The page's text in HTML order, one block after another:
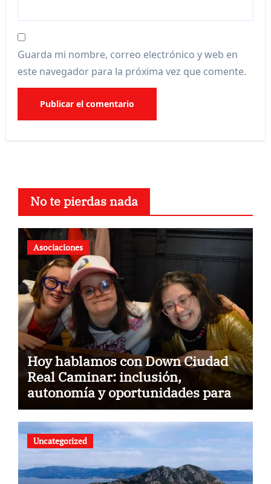
Guarda mi nombre, correo electrónico y web en
este navegador para la próxima vez que comente.
No te pierdas nada
Asociaciones
Hoy hablamos con Down Ciudad
Real Caminar: inclusión,
autonomía y oportunidades para
construir un futuro sin barreras
Uncategorized